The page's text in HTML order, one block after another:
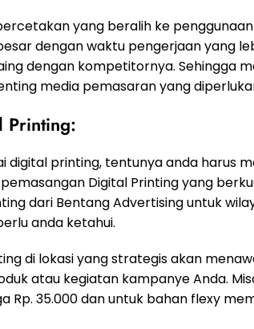
yang beralih ke
dengan waktu pengerjaan yang
dengan kompetitornya. Sehingga
media pemasaran yang
Printing:
digital printing, tentunya anda harus
Digital Printing yang
dari Bentang Advertising untuk
anda ketahui.
di lokasi yang strategis akan
atau kegiatan kampanye Anda.
Rp. 35.000 dan untuk bahan flexy